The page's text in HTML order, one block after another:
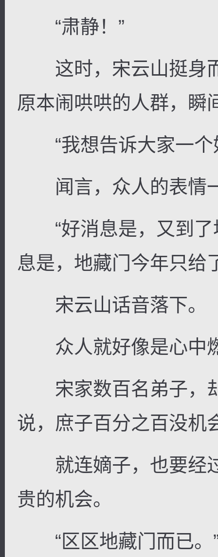
“肃静！”
这时，宋云山挺身
原本闹哄哄的人群，瞬
“我想告诉大家一个
闻言，众人的表情
“好消息是，又到了
息是，地藏门今年只给
宋云山话音落下。
众人就好像是心中
宋家数百名弟子，
说，庶子百分之百没机
就连嫡子，也要经
贵的机会。
“区区地藏门而已。”